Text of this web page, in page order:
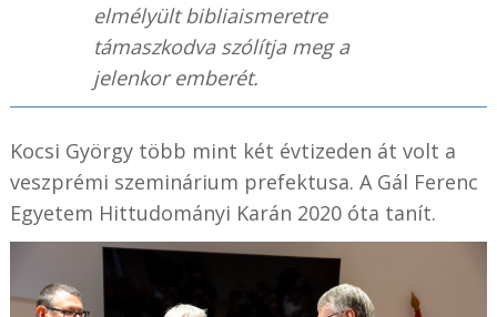
elmélyült bibliaismeretre
támaszkodva szólítja meg a
jelenkor emberét.
Kocsi György több mint két évtizeden át volt a
veszprémi szeminárium prefektusa. A Gál Ferenc
Egyetem Hittudományi Karán 2020 óta tanít.